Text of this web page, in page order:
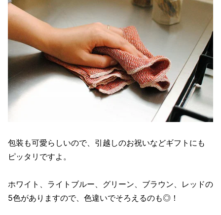
包装も可愛らしいので、引越しのお祝いなどギフトにも
ピッタリですよ。
ホワイト、ライトブルー、グリーン、ブラウン、レッドの
5色がありますので、色違いでそろえるのも◎！